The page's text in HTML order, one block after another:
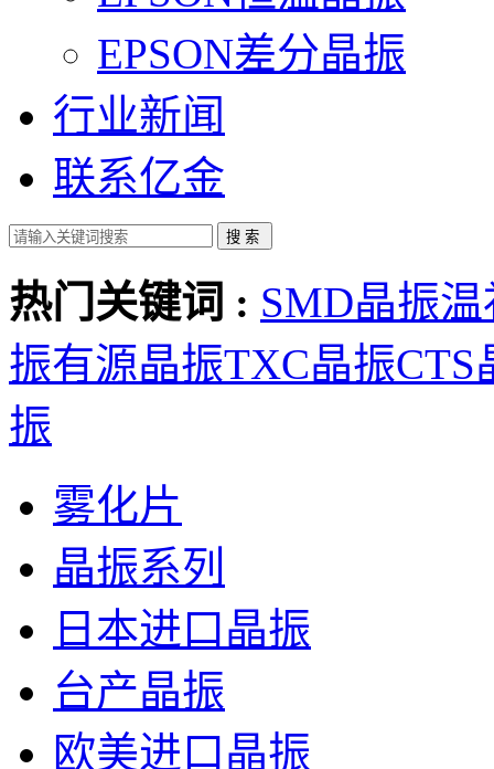
EPSON差分晶振
行业新闻
联系亿金
热门关键词 : SMD晶振温
振有源晶振TXC晶振CTS
振
雾化片
晶振系列
日本进口晶振
台产晶振
欧美进口晶振